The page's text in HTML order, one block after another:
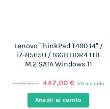
Lenovo ThinkPad T490 14″ /
i7-8565U / 16GB DDR4 1TB
M.2 SATA Windows 11
1.449,00€ El
original
era:
447,00 €El
actual
es:
IVA incluido
Añadir al carrito